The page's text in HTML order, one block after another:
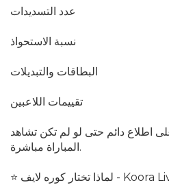
عدد التسديدات
نسبة الاستحواذ
البطاقات والتبديلات
تقييمات اللاعبين
اطلاع دائم حتى لو لم تكن تشاهد
المباراة مباشرة.